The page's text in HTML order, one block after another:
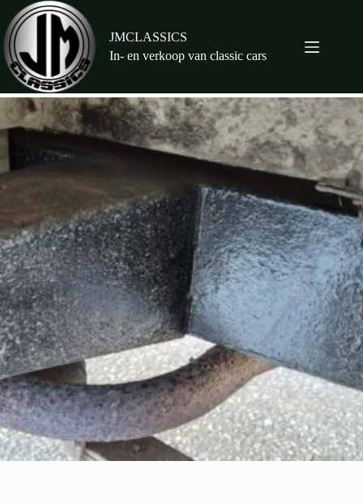
naar
de
inhoud
JMCLASSICS
In- en verkoop van classic cars